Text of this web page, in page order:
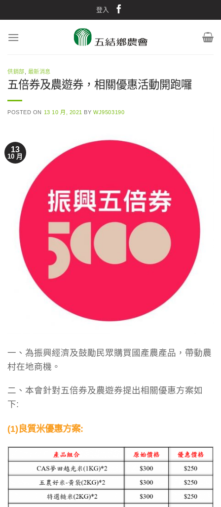
to
登入
供銷部 最新消息
五倍券及農遊券，相關優惠活動開跑囉
POSTED ON 13 10 月, 2021 BYWJ9503190
13
10 月
一、為振興經濟及鼓勵民眾購買國產農產品，帶動農
村在地商機。
二、本會針對五倍券及農遊券提出相關優惠方案如
下:
(1)良質米優惠方案: